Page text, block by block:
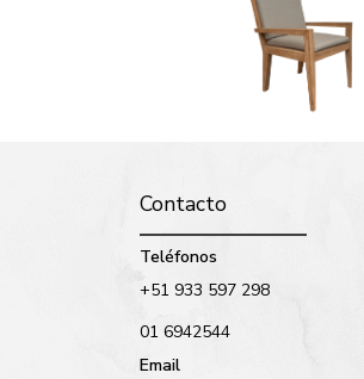
Contacto
Teléfonos
+51 933 597 298
01 6942544
Email